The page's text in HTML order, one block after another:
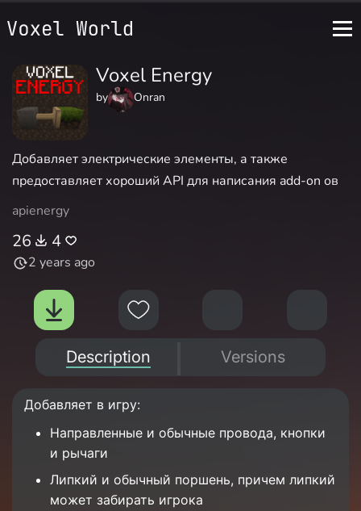
Voxel Energy
by Onran
Добавляет электрические элементы, а также
предоставляет хороший API для написания add-on ов
apienergy
26 4
2 years ago
Description Versions
Добавляет в игру:
Направленные и обычные провода, кнопки
и рычаги
Липкий и обычный поршень, причем липкий
может забирать игрока